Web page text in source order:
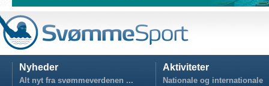
Nyheder
Alt nyt fra svømmeverdenen ...
Aktiviteter
Nationale og internationale